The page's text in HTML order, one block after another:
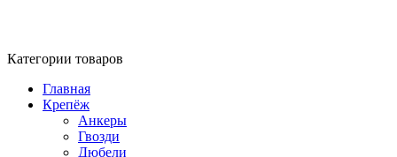
Категории товаров
Главная
Крепёж
Анкеры
Гвозди
Дюбели